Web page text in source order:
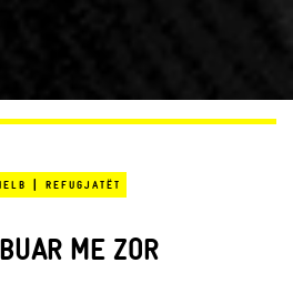
| REFUGJATËT
ME ZOR